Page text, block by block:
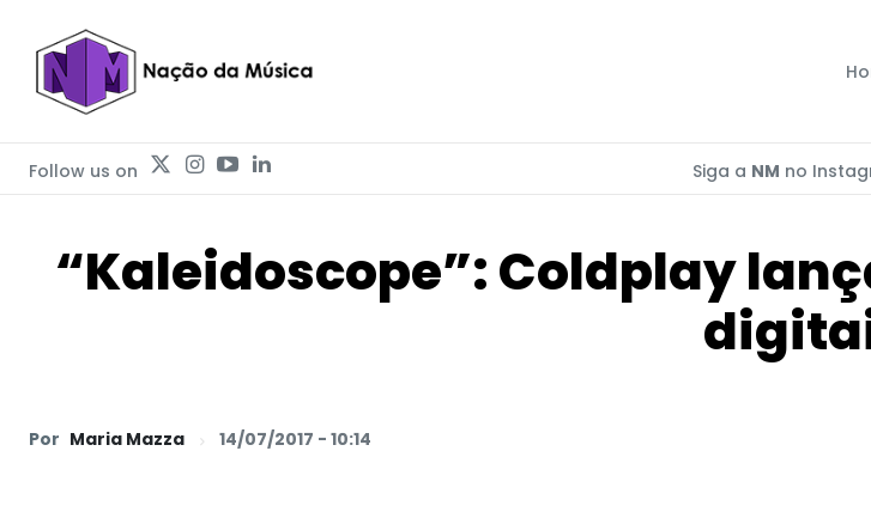
Follow us on Siga a NM no
“Kaleidoscope”: Coldplay
Por Maria Mazza 14/07/2017 - 10:14